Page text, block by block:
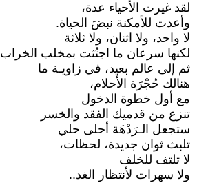
لقد غيرت الأحياء عدة،
وأعدت للأمكنة نبضَ الحياة.
لا واحد، ولا اثنان، ولا ثلاثة
لكنها سرعان ما اجتُثت بمخلب الخراب
ثم إلى عالم بعيد، في زاويـة ما
هنالك حُجْرَة الأحلام،
مع أول خطوة الدخول
تنزع من قدميك الفقد والخسر
ستجعل الـرَدْهَة أحلى حلي
تلبث ثوان جديدة، لحظات،
لا تلتف للخلف
ولا سهرات لأنتظار الغد..